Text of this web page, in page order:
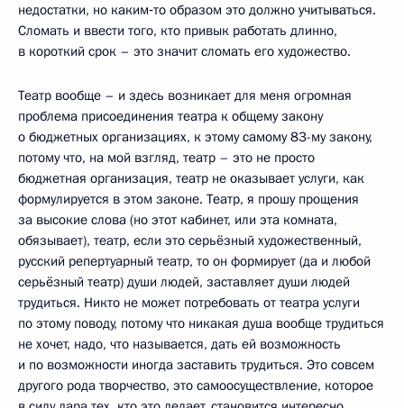
недостатки, но каким‑то образом это должно учитываться.
Сломать и ввести того, кто привык работать длинно,
в короткий срок – это значит сломать его художество.
Театр вообще – и здесь возникает для меня огромная
проблема присоединения театра к общему закону
о бюджетных организациях, к этому самому 83-му закону,
потому что, на мой взгляд, театр – это не просто
бюджетная организация, театр не оказывает услуги, как
формулируется в этом законе. Театр, я прошу прощения
за высокие слова (но этот кабинет, или эта комната,
обязывает), театр, если это серьёзный художественный,
русский репертуарный театр, то он формирует (да и любой
серьёзный театр) души людей, заставляет души людей
трудиться. Никто не может потребовать от театра услуги
по этому поводу, потому что никакая душа вообще трудиться
не хочет, надо, что называется, дать ей возможность
и по возможности иногда заставить трудиться. Это совсем
другого рода творчество, это самоосуществление, которое